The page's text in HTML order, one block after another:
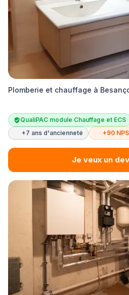
Plomberie et chauffage à
QualiPAC module Chauffage et ECS
+7 ans d'ancienneté
+90 NPS
Je veux un